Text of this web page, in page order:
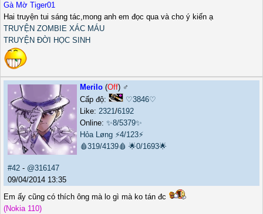
Gà Mờ Tiger01
Hai truyện tui sáng tác,mong anh em đọc qua và cho ý kiến ạ
TRUYỆN ZOMBIE XÁC MÁU
TRUYỆN ĐỜI HỌC SINH
Merilo (Off) ♂️
Cấp độ:
♡3846♡
Like:2321/6192
Online:✨8/5379✨
Hỏa Løng ⚡4/123⚡
🩸319/4139🩸 🌟0/1693🌟
#42 - @316147
09/04/2014 13:35
Em ấy cũng có thích ông mà lo gì mà ko tán đc
(Nokia 110)